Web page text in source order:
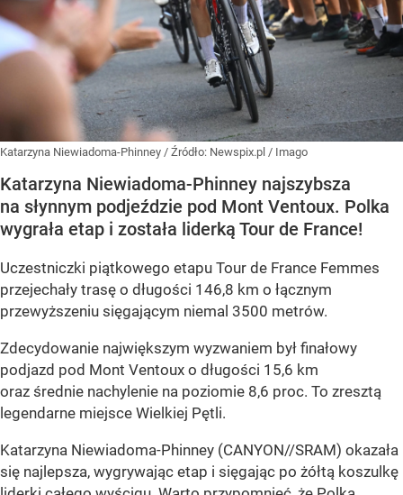
Katarzyna Niewiadoma-Phinney / Źródło: Newspix.pl / Imago
Katarzyna Niewiadoma-Phinney najszybsza
na słynnym podjeździe pod Mont Ventoux. Polka
wygrała etap i została liderką Tour de France!
Uczestniczki piątkowego etapu Tour de France Femmes
przejechały trasę o długości 146,8 km o łącznym
przewyższeniu sięgającym niemal 3500 metrów.
Zdecydowanie największym wyzwaniem był finałowy
podjazd pod Mont Ventoux o długości 15,6 km
oraz średnie nachylenie na poziomie 8,6 proc. To zresztą
legendarne miejsce Wielkiej Pętli.
Katarzyna Niewiadoma-Phinney (CANYON//SRAM) okazała
się najlepsza, wygrywając etap i sięgając po żółtą koszulkę